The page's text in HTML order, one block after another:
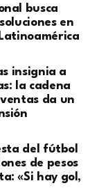
busca
en
insignia a
la cadena
ventas da un
del fútbol
de pesos
«Si hay gol,